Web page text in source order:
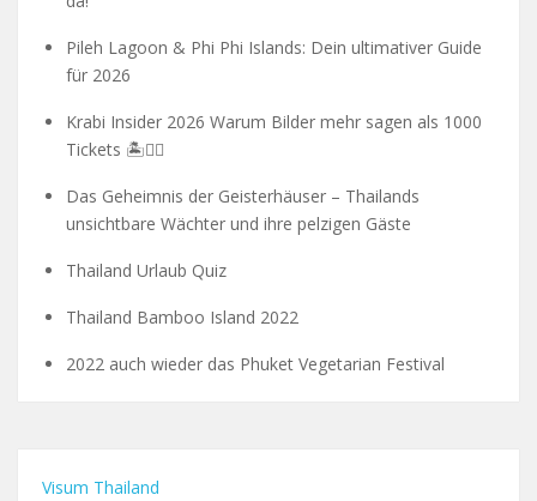
Pileh Lagoon & Phi Phi Islands: Dein ultimativer Guide
für 2026
Krabi Insider 2026 Warum Bilder mehr sagen als 1000
Tickets 🏝️🧗‍♂️
Das Geheimnis der Geisterhäuser – Thailands
unsichtbare Wächter und ihre pelzigen Gäste
Thailand Urlaub Quiz
Thailand Bamboo Island 2022
2022 auch wieder das Phuket Vegetarian Festival
Visum Thailand